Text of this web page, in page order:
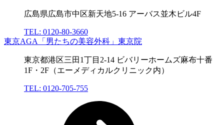
広島県広島市中区新天地5-16 アーバス並木ビル4F
TEL: 0120-80-3660
東京AGA「男たちの美容外科」東京院
東京都港区三田1丁目2-14 ビバリーホームズ麻布十番
1F・2F（エーメディカルクリニック内）
TEL: 0120-705-755